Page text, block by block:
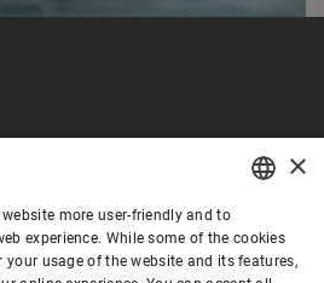
ENGLISH
SPANISH
×
more user-friendly and to
experience. While some of the cookies
usage of the website and its features,